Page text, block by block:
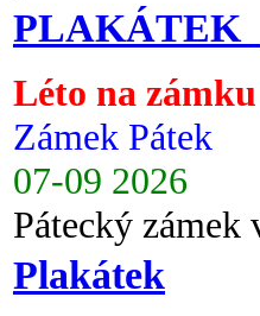
PLAKÁTEK
Léto na zámku
Zámek Pátek
07-09 2026
Pátecký
Plakátek